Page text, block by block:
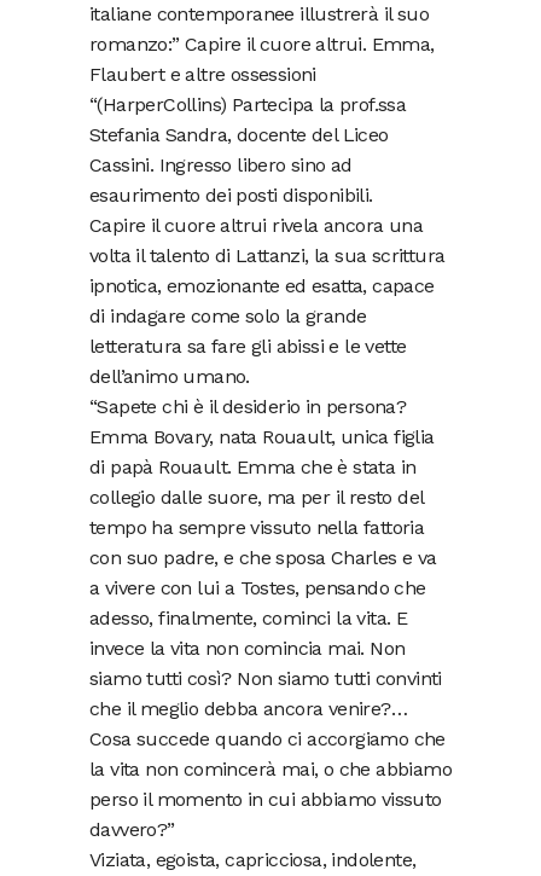
italiane contemporanee illustrerà il suo
romanzo:” Capire il cuore altrui. Emma,
Flaubert e altre ossessioni
“(HarperCollins) Partecipa la prof.ssa
Stefania Sandra, docente del Liceo
Cassini. Ingresso libero sino ad
esaurimento dei posti disponibili.
Capire il cuore altrui rivela ancora una
volta il talento di Lattanzi, la sua scrittura
ipnotica, emozionante ed esatta, capace
di indagare come solo la grande
letteratura sa fare gli abissi e le vette
dell’animo umano.
“Sapete chi è il desiderio in persona?
Emma Bovary, nata Rouault, unica figlia
di papà Rouault. Emma che è stata in
collegio dalle suore, ma per il resto del
tempo ha sempre vissuto nella fattoria
con suo padre, e che sposa Charles e va
a vivere con lui a Tostes, pensando che
adesso, finalmente, cominci la vita. E
invece la vita non comincia mai. Non
siamo tutti così? Non siamo tutti convinti
che il meglio debba ancora venire?…
Cosa succede quando ci accorgiamo che
la vita non comincerà mai, o che abbiamo
perso il momento in cui abbiamo vissuto
davvero?”
Viziata, egoista, capricciosa, indolente,